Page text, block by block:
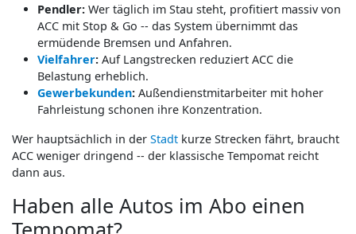
Pendler: Wer täglich im Stau steht, profitiert massiv von
ACC mit Stop & Go -- das System übernimmt das
ermüdende Bremsen und Anfahren.
Vielfahrer: Auf Langstrecken reduziert ACC die
Belastung erheblich.
Gewerbekunden: Außendienstmitarbeiter mit hoher
Fahrleistung schonen ihre Konzentration.
Wer hauptsächlich in der Stadt kurze Strecken fährt, braucht
ACC weniger dringend -- der klassische Tempomat reicht
dann aus.
Haben alle Autos im Abo einen